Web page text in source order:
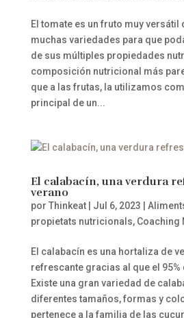
El tomate es un fruto muy versátil
muchas variedades para que
de sus múltiples propiedades
composición nutricional más
que a las frutas, la utilizamos
principal de un...
El calabacín, una verdura
verano
por Thinkeat| Jul 6, 2023
propietats nutricionals, Coaching
El calabacín es una hortaliza de
refrescante gracias al que el 95%
Existe una gran variedad de
diferentes tamaños, formas y
pertenece a la familia de las